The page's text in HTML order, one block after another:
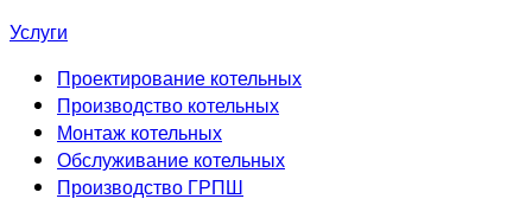
Услуги
Проектирование котельных
Производство котельных
Монтаж котельных
Обслуживание котельных
Производство ГРПШ